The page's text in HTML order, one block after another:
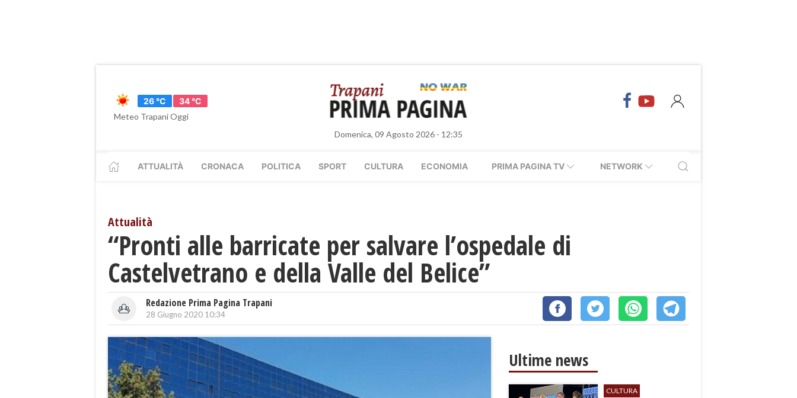
26 °C
34 °C
Meteo Trapani Oggi
Domenica, 09 Agosto 2026 - 12:35
ATTUALITÀ CRONACA POLITICA SPORT CULTURA ECONOMIA PRIMA PAGINA TV NETWORK
Attualità
“Pronti alle barricate per salvare l’ospedale di
Castelvetrano e della Valle del Belice”
Redazione Prima Pagina Trapani
28 Giugno 2020 10:34
Ultime news
CULTURA